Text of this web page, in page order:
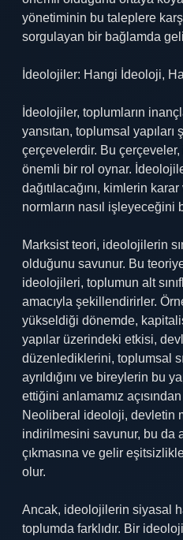
yönetiminin bu taleplere
sorgulayan bir bağlamda
İdeolojiler: Hangi İdeoloji,
İdeolojiler, toplumların
yansıtan, toplumsal
çerçevelerdir. Bu
önemli bir rol oynar.
dağıtılacağını, kimlerin
normların nasıl işleyeceğini
Marksist teori, ideolojilerin
olduğunu savunur. Bu
ideolojileri, toplumun alt
amacıyla şekillendirirler.
yükseldiği dönemde,
yapılar üzerindeki etkisi,
düzenlediklerini, toplumsal
ayrıldığını ve bireylerin bu
ettiğini anlamamız
Neoliberal ideoloji, devletin
indirilmesini savunur, bu da
çıkmasına ve gelir
olur.
Ancak, ideolojilerin siyasal
toplumda farklıdır. Bir